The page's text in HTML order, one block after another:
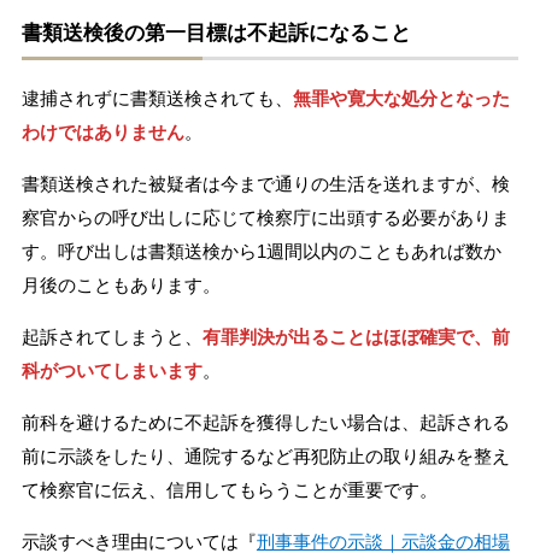
書類送検後の第一目標は不起訴になること
逮捕されずに書類送検されても、 無罪や寛大な処分となった
わけではありません。
書類送検された被疑者は今まで通りの生活を送れますが、検
察官からの呼び出しに応じて検察庁に出頭する必要がありま
す。呼び出しは書類送検から1週間以内のこともあれば数か
月後のこともあります。
起訴されてしまうと、 有罪判決が出ることはほぼ確実で、前
科がついてしまいます。
前科を避けるために不起訴を獲得したい場合は、起訴される
前に示談をしたり、通院するなど再犯防止の取り組みを整え
て検察官に伝え、信用してもらうことが重要です。
示談すべき理由については『刑事事件の示談｜示談金の相場